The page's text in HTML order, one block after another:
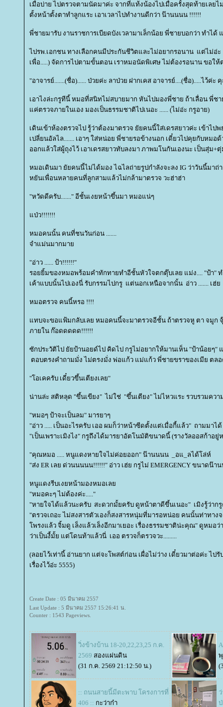
เมื่อบ่าย ไปตรวจตามนัดมาค่ะ จากที่แท้งน้องไปเมื่อครั้งสุดท้ายเลยไ
ตั้งหน้าตั้งตาทำลูกแระ เอาเวลาไปทำงานดีกว่า น๊านนนน !!!!!!
พี่ชายมารับ งานราชการเบียดบังเวลามาเล็กน้อย พี่ชายบอกว่า ทำได้
ไปรพ.เอกชน ทางเลือกคนมีประกันชีวิตและไม่อยากรอนาน แต่ไม่อ่ะ
เพื่อ.....) จัดการไปตามขั้นตอน เราหมอนัดพิเศษ ไม่ต้องรอนาน ขอใ
"อาจารย์.......(ชื่อ)...... ป่วยค่ะ ลาป่วย ฝากเคส อาจารย์....(ชื่อ).....ไว้ค่
เอาไงล่ะกรูทีนี้ หมอที่สนิทไม่สบายมาก หันไปมองพี่ชาย ถ้าเลื่อน พี่ชา
ค่ตรวจภายในเอง มองเป็นธรรมชาติไปเนอะ ...... (ไม่อ่ะ กรูอาย)
เดินเข้าห้องตรวจไป รู้ว่าต้องมาตรวจ ยัยคนนี้ใส่เดรสยาวค่ะ เข้าไป
เปลี่ยนอัลไล....... เอาๆ ใส่หน่อย พี่ชายรอข้างนอก เดี๋ยวไปคุยกับหม
ออกแล้วใส่ผู้ถุงไว้ เอาเดรสยาวทับลงมา ภาพมโนกันเองนะ เป็นสุ่ม
หมอเดินมา ยัยคนนี้ไม่ได้มอง ไฉไลถ่ายรูปกำลังจะลง IG ว่าวันนี้มา
หยันเพื่อนหลายคนที่ลูกสามแล้วไม่กล้ามาตรวจ วะฮ่าฮ่า
"หวัดดีครับ......." อีชั้นเงยหน้าขึ้นมา หมอแน่ๆ
ป่ว!!!!!!!
หมอคนนั้น คนที่ชนวันก่อน .......
จำแม่นมากมา
"อ่าว ...... ป้า!!!!!!"
รอยยิ้มของหมอพร้อมคำทักทายทำอีชั้นหัวใจตกตุ๊บเลย แม่ง.... "ป้า" ท
เค้าแบบนั้นไปเองนี่ รับกรรมไปกรู แต่นอกเหนือจากนั้น อ่าว ....... เฮ่
หมอตรวจ คนนี้หรอ !!!!
ทบจะขอแฟ้มกลับเลย หมอคนนี้จะมาตรวจอีชั้น ถ้าตรวจหู ตา จมูก
ภายใน ก๊อดดดดด!!!!!!
ซักประวัติไป ยัยป้านอยด์ไป คิดไป กรูไม่อยากให้มานเห็น "ป้าน้อยๆ"
ตอบตรงคำถามมั่ง ไม่ตรงมั่ง พ่อแก้ว แม่แก้ว พี่ชายขราของเมีย ตล
"โอเคครับ เดี๋ยวขึ้นเตียงเลย"
น่านล่ะ สติหลุด "ขึ้นเขียง" ไม่ใช่ "ขึ้นเตียง" ไม่ไหวแระ รวบรวมคว
"หมอๆ ป้าจะเป็นลม" มารยาๆ
"อ่าว ..... เป็นอะไรครับ เออ ผมก็ว่าหน้าซีดตั้งแต่เมื่อกี้แล้ว" ถามมาไ
"เป็นเพราะเมิงไง" กรูถึงได้มารยาอัตโนมัติขนาดนี้ (รางวัลออสก้าอยู่
"คุณหมอ ..... หนูแดงหายใจไม่ค่อยออก" น๊านนนน _อแ_ลได้โล่ห์
"ส่ง ER เลย ด่วนนนนน!!!!!!" อ่าว เฮ่ย กรูไม่ EMERGENCY ขนาดน๊า
หนูแดงรีบเงยหน้ามองหมอเล
"หมอคะๆ ไม่ต้องค่ะ....."
"หายใจได้แล้วนะครับ สะดวกมั้ยครับ ดูหน้าตาดีขึ้นเนอะ" เมิงรู้ว่ากรู
"ตรวจเถอะ ไม่สงสารตัวเองก็สงสารหนุ่มที่มารอหน่อย คนนั้นท่าทา
พรงแล้ว จิ้มดู เล็งแล้วเล็งอีกมาเยอะ เรื่องธรรมชาติน่ะคุณ" ดูหมอ
ว่าเป็นงี้มั้ย แต่โดนท้าแล้วนี่ เออ ตรวจก็ตรวจวะ.........
(ลอยไว้เท่านี้ อ่านยาก แต่จะโพสต์ก่อน เผื่อไม่ว่าง เดี๋ยวมาต่อค่ะ ไ
เรื่องไว้อ่ะ 5555)
Create Date : 05 มีนาคม 2557
Last Update : 5 มีนาคม 2557 15:26:41 น.
Counter : 1543 Pageviews.
วิ่งข้างบ้าน 18-20,22,23,25 ก.ค.
2569 สองแผ่นดิน
(31 ก.ค. 2569 21:12:50 น.)
:: ถนนสายนี้มีตะพาบ โครงการที่
406 :: กะว่าก๋า